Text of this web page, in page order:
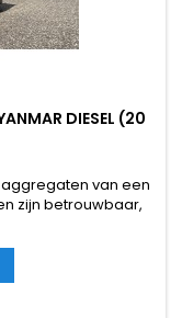
DIESEL (20
van een
zijn betrouwbaar,
het Design is zeer
zich onderscheiden
aangepaste